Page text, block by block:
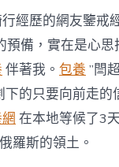
經歷的網友鑒
預備，實在是心思
伴著我。 包養 ”閆超
下的只要向前走
在本地等候了3
羅斯的領土。